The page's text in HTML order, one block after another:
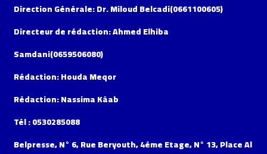
Direction Générale: Dr. Miloud Belcadi(0661100605)
Directeur de rédaction: Ahmed Elhiba
Samdani(0659506080)
Rédaction: Houda Meqor
Rédaction: Nassima Kâab
Tél : 0530285088
Belpresse, N° 6, Rue Beryouth, 4éme Etage, N° 13, Place Al